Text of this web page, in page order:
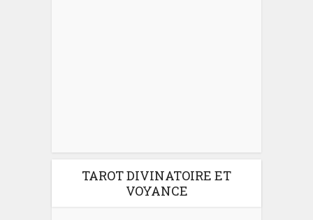
TAROT DIVINATOIRE ET
VOYANCE